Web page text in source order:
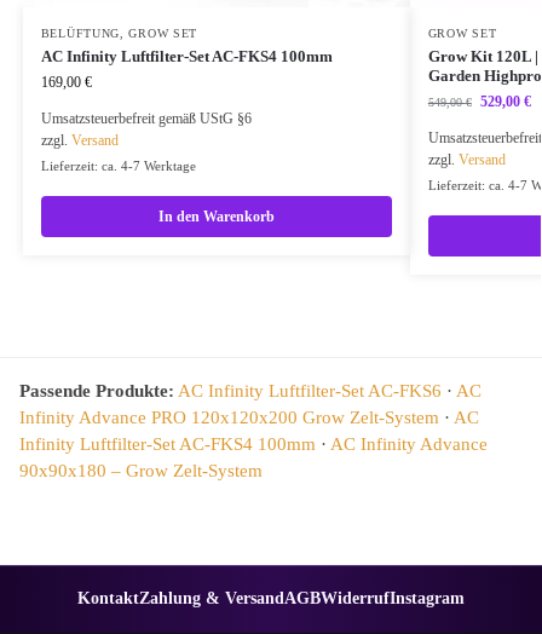
BELÜFTUNG ,GROW SET
AC Infinity Luftfilter-Set AC-FKS4 100mm
169,00 €
Umsatzsteuerbefreit gemäß UStG §6
zzgl. Versand
Lieferzeit: ca. 4-7 Werktage
In den Warenkorb
GROW SET
Grow Kit 120L |
Garden Highpro
549,00€ 529,00 €
zzgl. Versand
Lieferzeit: ca. 4-7
Passende Produkte: AC Infinity Luftfilter-Set AC-FKS6 · AC
Infinity Advance PRO 120x120x200 Grow Zelt-System · AC
Infinity Luftfilter-Set AC-FKS4 100mm · AC Infinity Advance
90x90x180 – Grow Zelt-System
KontaktZahlung & VersandAGBWiderrufInstagram